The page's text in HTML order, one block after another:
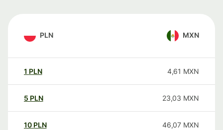
PLN MXN
1 PLN 4,61 MXN
5 PLN 23,03 MXN
10 PLN 46,07 MXN